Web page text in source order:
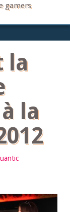
gamers
la
la